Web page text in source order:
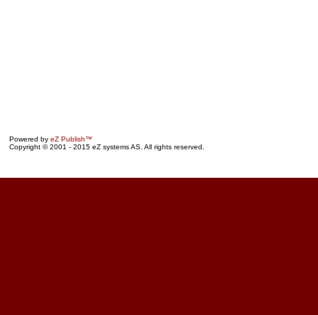
Powered by eZ Publish™
Copyright © 2001 - 2015 eZ systems AS. All rights reserved.